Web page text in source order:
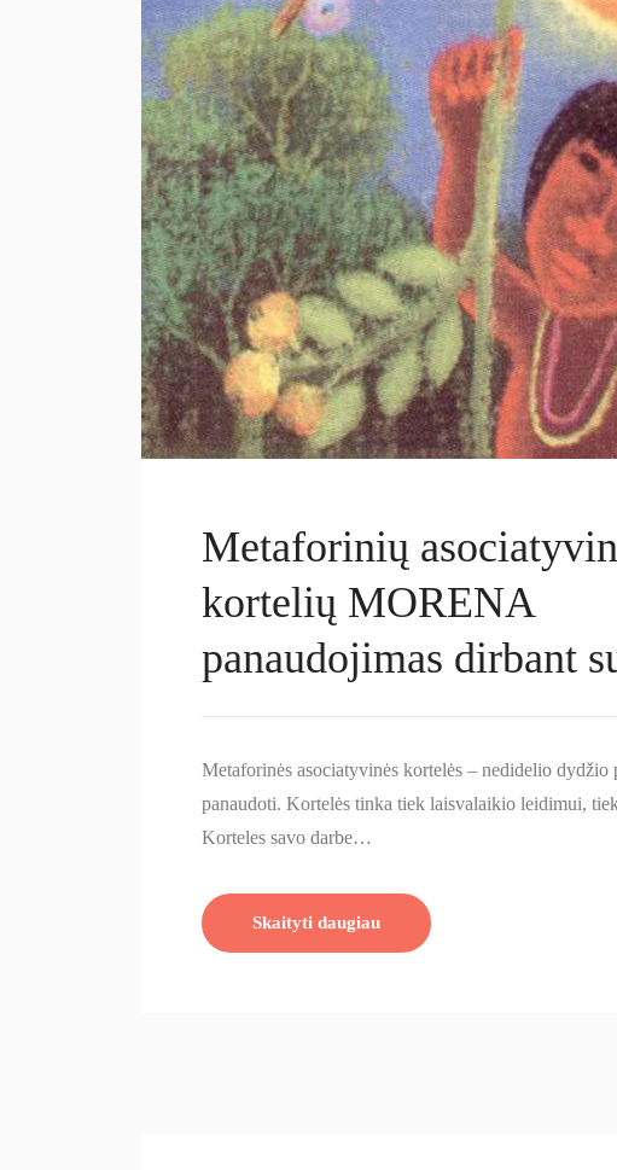
Metaforinių
kortelių MORENA
panaudojimas dirbant
Metaforinės asociatyvinės kortelės – nedidelio
panaudoti. Kortelės tinka tiek laisvalaikio leidimui,
Korteles savo darbe…
Skaityti daugiau